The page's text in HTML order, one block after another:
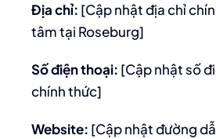
Địa chỉ: [Cập nhật địa chỉ
tâm tại Roseburg]
Số điện thoại: [Cập nhật số
chính thức]
Website: [Cập nhật đường